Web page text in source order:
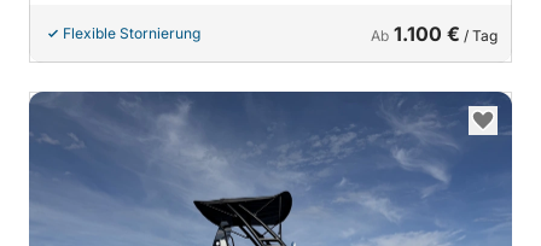
Flexible Stornierung Ab 1.100 € / Tag